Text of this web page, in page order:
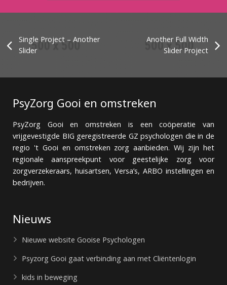
Single Project – Another
Slider
Another Full Width
Slider Project
PsyZorg Gooi en omstreken
PsyZorg Gooi en omstreken is een coöperatie van
vrijgevestigde BIG geregistreerde GZ psychologen die in de
regio 't Gooi en omstreken zorg aanbieden. Wij zijn het
regionale aanspreekpunt voor geestelijke zorg voor
zorgverzekeraars, huisartsen, Versa’s, ARBO instellingen en
bedrijven.
Nieuws
Nieuwe website Gooise Psychologen
Psyzorg Gooi gaat verbinding aan met Cliëntenlogin
kids in beweging